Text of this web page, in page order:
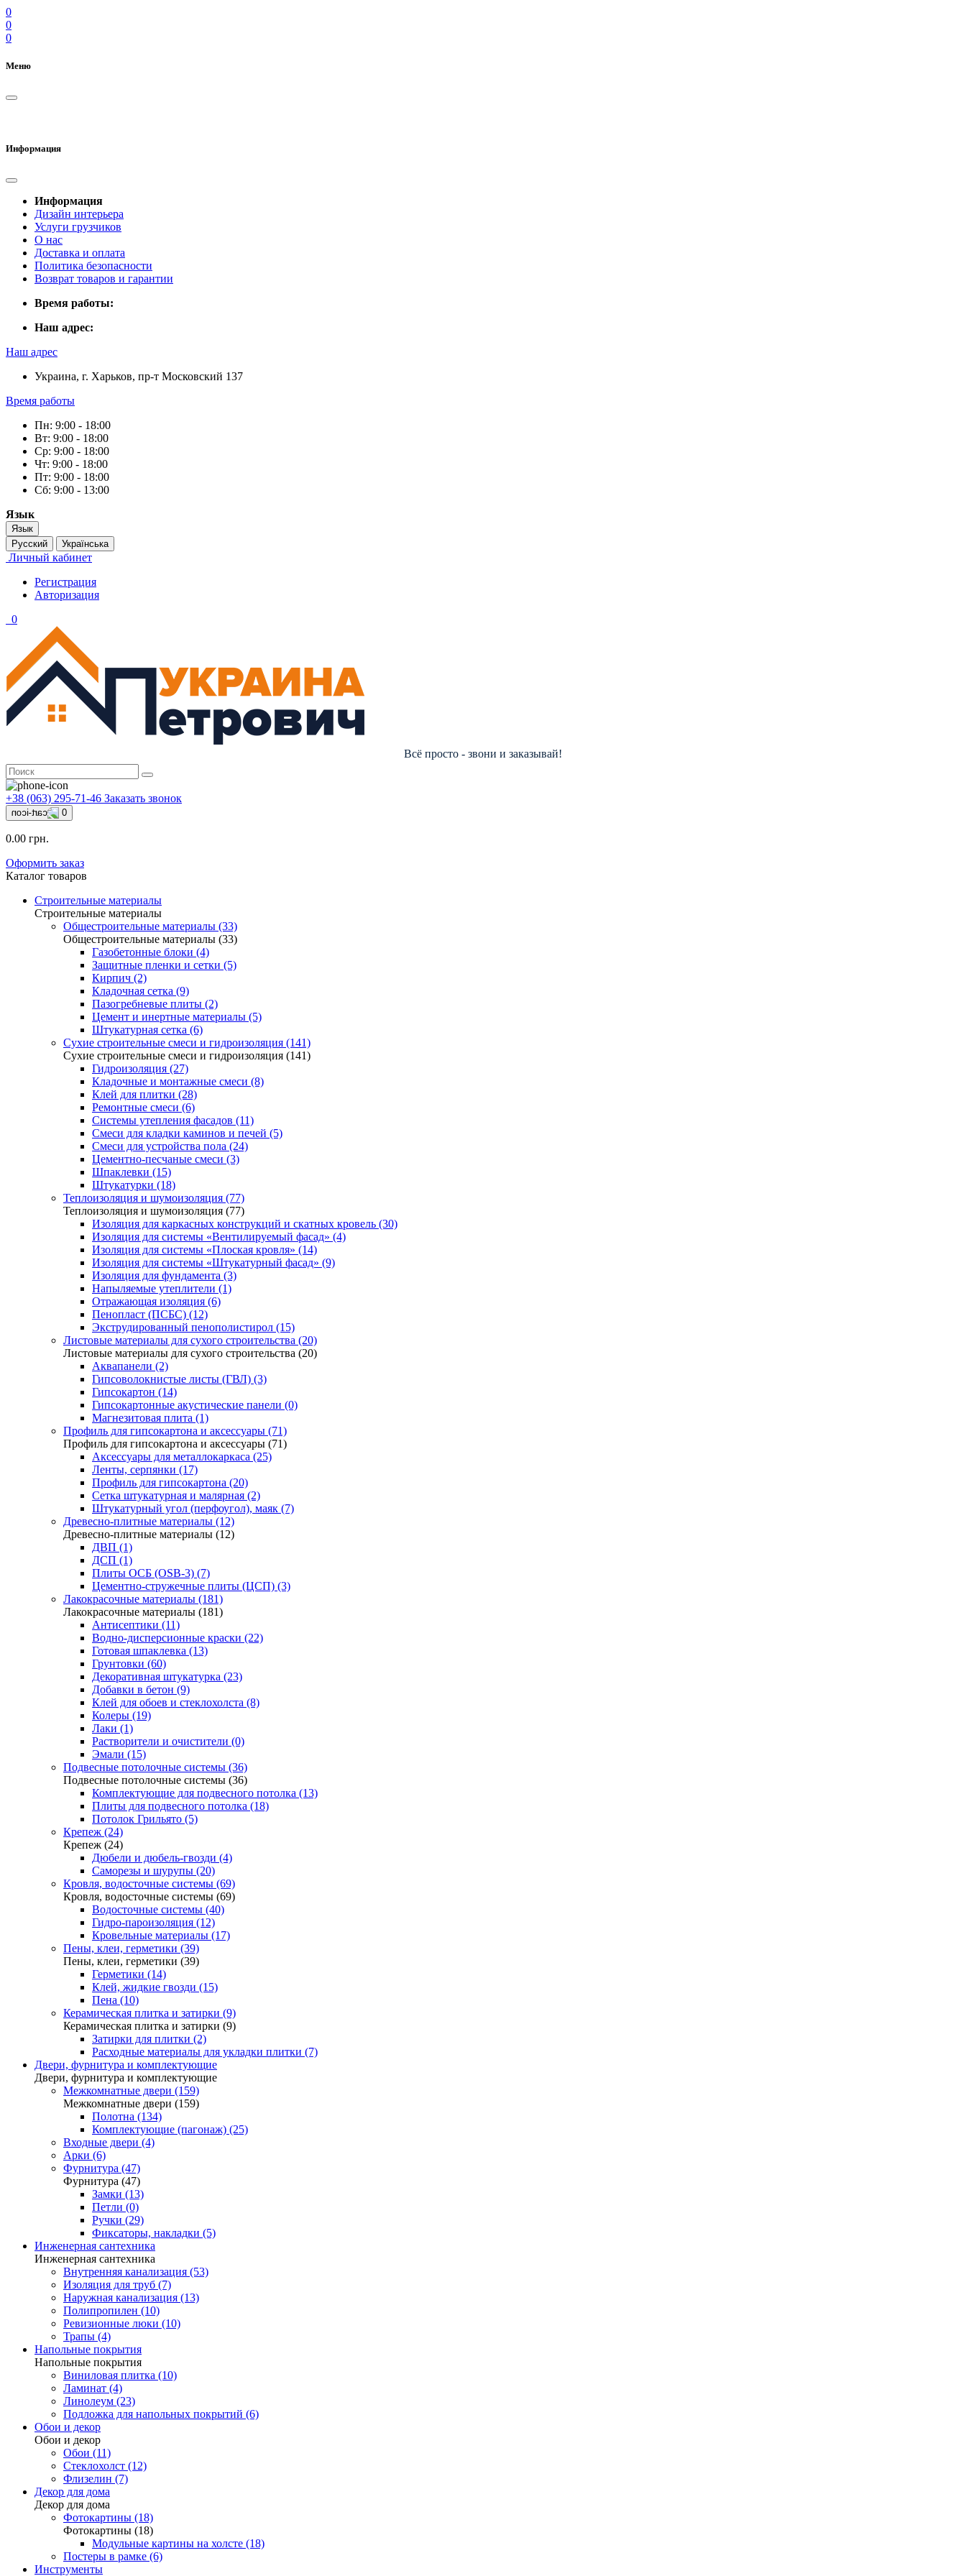
0
0
0
Меню
Информация
Информация
Дизайн интерьера
Услуги грузчиков
О нас
Доставка и оплата
Политика безопасности
Возврат товаров и гарантии
Время работы:
Наш адрес:
Наш адрес
Украина, г. Харьков, пр-т Московский 137
Время работы
Пн: 9:00 - 18:00
Вт: 9:00 - 18:00
Ср: 9:00 - 18:00
Чт: 9:00 - 18:00
Пт: 9:00 - 18:00
Сб: 9:00 - 13:00
Язык
Язык
Русский
Українська
Личный кабинет
Регистрация
Авторизация
0
Всё просто - звони и заказывай!
+38 (063) 295-71-46 Заказать звонок
0
0.00 грн.
Оформить заказ
Каталог товаров
Строительные материалы
Строительные материалы
Общестроительные материалы (33)
Общестроительные материалы (33)
Газобетонные блоки (4)
Защитные пленки и сетки (5)
Кирпич (2)
Кладочная сетка (9)
Пазогребневые плиты (2)
Цемент и инертные материалы (5)
Штукатурная сетка (6)
Сухие строительные смеси и гидроизоляция (141)
Сухие строительные смеси и гидроизоляция (141)
Гидроизоляция (27)
Кладочные и монтажные смеси (8)
Клей для плитки (28)
Ремонтные смеси (6)
Системы утепления фасадов (11)
Смеси для кладки каминов и печей (5)
Смеси для устройства пола (24)
Цементно-песчаные смеси (3)
Шпаклевки (15)
Штукатурки (18)
Теплоизоляция и шумоизоляция (77)
Теплоизоляция и шумоизоляция (77)
Изоляция для каркасных конструкций и скатных кровель (30)
Изоляция для системы «Вентилируемый фасад» (4)
Изоляция для системы «Плоская кровля» (14)
Изоляция для системы «Штукатурный фасад» (9)
Изоляция для фундамента (3)
Напыляемые утеплители (1)
Отражающая изоляция (6)
Пенопласт (ПСБС) (12)
Экструдированный пенополистирол (15)
Листовые материалы для сухого строительства (20)
Листовые материалы для сухого строительства (20)
Аквапанели (2)
Гипсоволокнистые листы (ГВЛ) (3)
Гипсокартон (14)
Гипсокартонные акустические панели (0)
Магнезитовая плита (1)
Профиль для гипсокартона и аксессуары (71)
Профиль для гипсокартона и аксессуары (71)
Аксессуары для металлокаркаса (25)
Ленты, серпянки (17)
Профиль для гипсокартона (20)
Сетка штукатурная и малярная (2)
Штукатурный угол (перфоугол), маяк (7)
Древесно-плитные материалы (12)
Древесно-плитные материалы (12)
ДВП (1)
ДСП (1)
Плиты ОСБ (OSB-3) (7)
Цементно-стружечные плиты (ЦСП) (3)
Лакокрасочные материалы (181)
Лакокрасочные материалы (181)
Антисептики (11)
Водно-дисперсионные краски (22)
Готовая шпаклевка (13)
Грунтовки (60)
Декоративная штукатурка (23)
Добавки в бетон (9)
Клей для обоев и стеклохолста (8)
Колеры (19)
Лаки (1)
Растворители и очистители (0)
Эмали (15)
Подвесные потолочные системы (36)
Подвесные потолочные системы (36)
Комплектующие для подвесного потолка (13)
Плиты для подвесного потолка (18)
Потолок Грильято (5)
Крепеж (24)
Крепеж (24)
Дюбели и дюбель-гвозди (4)
Саморезы и шурупы (20)
Кровля, водосточные системы (69)
Кровля, водосточные системы (69)
Водосточные системы (40)
Гидро-пароизоляция (12)
Кровельные материалы (17)
Пены, клеи, герметики (39)
Пены, клеи, герметики (39)
Герметики (14)
Клей, жидкие гвозди (15)
Пена (10)
Керамическая плитка и затирки (9)
Керамическая плитка и затирки (9)
Затирки для плитки (2)
Расходные материалы для укладки плитки (7)
Двери, фурнитура и комплектующие
Двери, фурнитура и комплектующие
Межкомнатные двери (159)
Межкомнатные двери (159)
Полотна (134)
Комплектующие (пагонаж) (25)
Входные двери (4)
Арки (6)
Фурнитура (47)
Фурнитура (47)
Замки (13)
Петли (0)
Ручки (29)
Фиксаторы, накладки (5)
Инженерная сантехника
Инженерная сантехника
Внутренняя канализация (53)
Изоляция для труб (7)
Наружная канализация (13)
Полипропилен (10)
Ревизионные люки (10)
Трапы (4)
Напольные покрытия
Напольные покрытия
Виниловая плитка (10)
Ламинат (4)
Линолеум (23)
Подложка для напольных покрытий (6)
Обои и декор
Обои и декор
Обои (11)
Стеклохолст (12)
Флизелин (7)
Декор для дома
Декор для дома
Фотокартины (18)
Фотокартины (18)
Модульные картины на холсте (18)
Постеры в рамке (6)
Инструменты